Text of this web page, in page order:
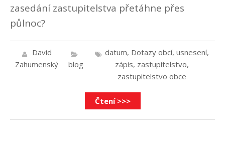
zasedání zastupitelstva přetáhne přes
půlnoc?
David
Zahumenský
blog
datum, Dotazy obcí, usnesení,
zápis, zastupitelstvo,
zastupitelstvo obce
Čtení >>>